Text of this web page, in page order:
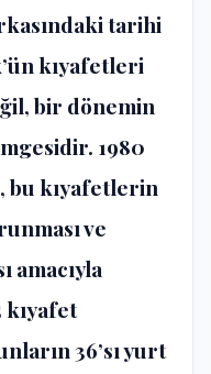
tarihi
kıyafetleri
bir dönemin
1980
bu kıyafetlerin
ve
amacıyla
kıyafet
36’sı yurt